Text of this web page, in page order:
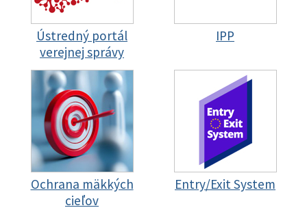
Ústredný portál
verejnej správy
IPP
Ochrana mäkkých
cieľov
Entry/Exit System